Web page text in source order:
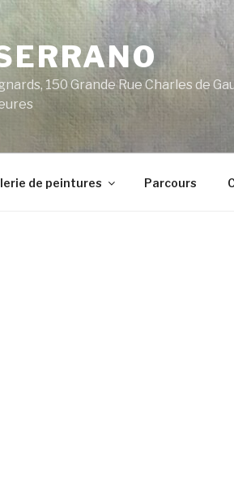
150 Grande Rue Charles de
de peintures Parcours